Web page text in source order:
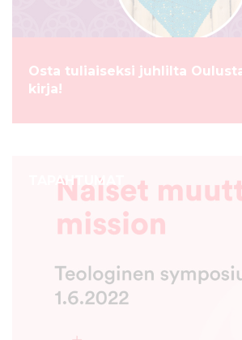
Osta tuliaiseksi juhlilta
kirja!
TAPAHTUMAT